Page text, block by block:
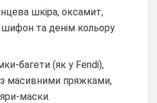
шкіра, оксамит,
шифон та денім кольору
багети (як у Fendi),
з масивними пряжками,
маски.